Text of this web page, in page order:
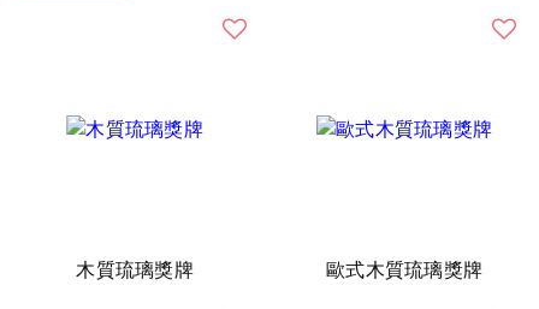
木質琉璃獎牌 歐式木質琉璃獎牌